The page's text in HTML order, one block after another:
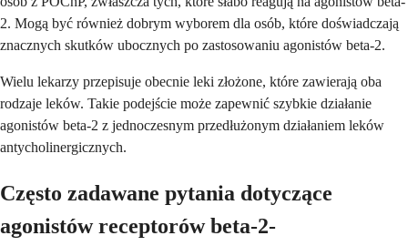
2. Mogą być również dobrym wyborem dla osób, które doświadczają
znacznych skutków ubocznych po zastosowaniu agonistów beta-2.
Wielu lekarzy przepisuje obecnie leki złożone, które zawierają oba
rodzaje leków. Takie podejście może zapewnić szybkie działanie
agonistów beta-2 z jednoczesnym przedłużonym działaniem leków
antycholinergicznych.
Często zadawane pytania dotyczące
agonistów receptorów beta-2-